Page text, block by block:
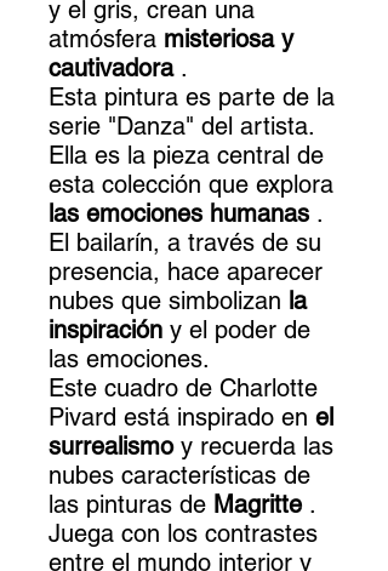
y el gris, crean una
atmósfera misteriosa y
cautivadora.
Esta pintura es parte de la
serie "Danza" del artista.
Ella es la pieza central de
esta colección que explora
las emociones humanas .
El bailarín, a través de su
presencia, hace aparecer
nubes que simbolizan la
inspiración y el poder de
las emociones.
Este cuadro de Charlotte
Pivard está inspirado en el
surrealismoy recuerda las
nubes características de
las pinturas de Magritte .
Juega con los contrastes
entre el mundo interior y